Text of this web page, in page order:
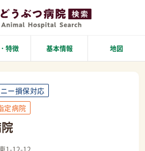
特徴 基本情報 地図
ー損保対応
定病院